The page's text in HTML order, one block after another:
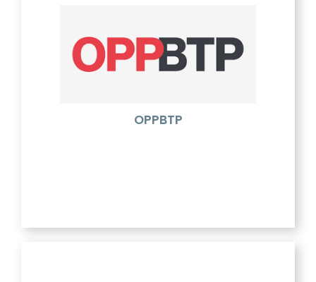
OPPBTP
L’OPPBTP est composé d’experts en prévention
issus du terrain qui accompagnent, au quotidien, les
professionnels et les acteurs du BTP. Il a pour
ambition de faire évoluer les pratiques pour